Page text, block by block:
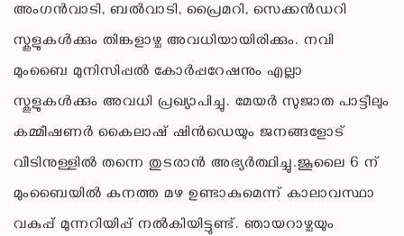
അംഗൻവാടി, ബൽവാടി, പ്രൈമറി, സെക്കൻഡറി
സ്കൂളുകൾക്കും തിങ്കളാഴ്ച അവധിയായിരിക്കും. നവി
മുംബൈ മുനിസിപ്പൽ കോർപ്പറേഷനും എല്ലാ
സ്കൂളുകൾക്കും അവധി പ്രഖ്യാപിച്ചു. മേയർ സുജാത പാട്ടീലും
കമ്മീഷണർ കൈലാഷ് ഷിൻഡെയും ജനങ്ങളോട്
വീടിനുള്ളിൽ തന്നെ തുടരാൻ അഭ്യർത്ഥിച്ചു.ജൂലൈ 6 ന്
മുംബൈയിൽ കനത്ത മഴ ഉണ്ടാകുമെന്ന് കാലാവസ്ഥാ
വകുപ്പ് മുന്നറിയിപ്പ് നൽകിയിട്ടുണ്ട്. ഞായറാഴ്ചയും